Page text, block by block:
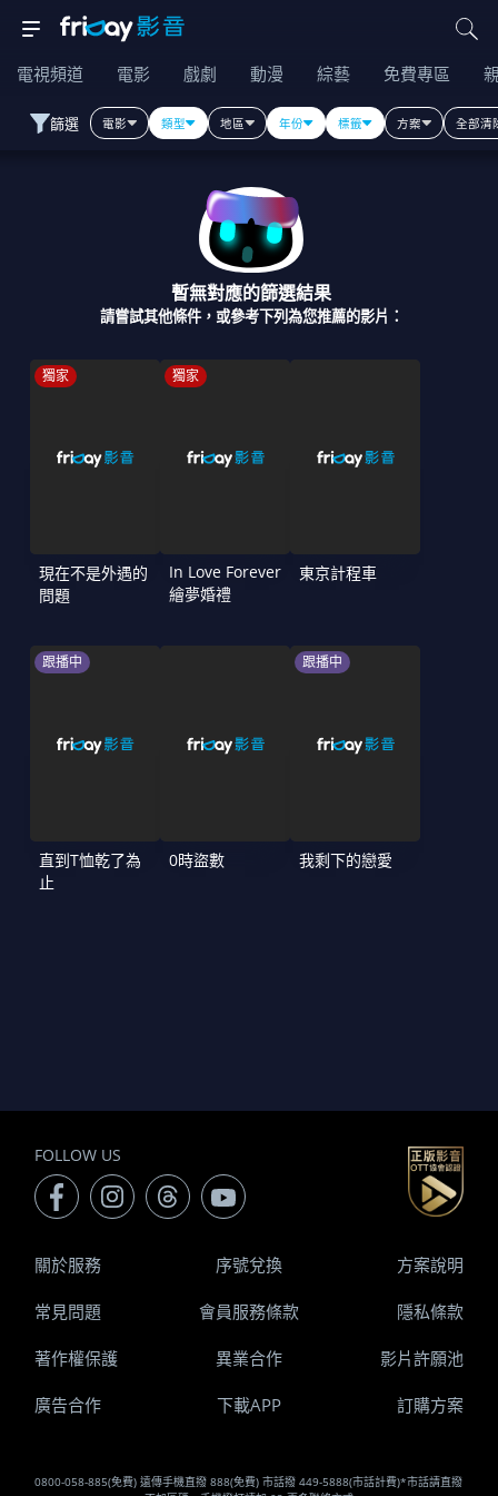
電視頻道 電影 戲劇 動漫 綜藝 免費專區
篩選 電影 類型 地區 年份 標籤 方案 全部清
暫無對應的篩選結果
請嘗試其他條件，或參考下列為您推薦的影片：
獨家
現在不是外遇的
問題
獨家
In Love Forever
繪夢婚禮
東京計程車
跟播中
直到T恤乾了為
止
0時盜數
跟播中
我剩下的戀愛
FOLLOW US
0800-058-885(免費) 遠傳手機直撥 888(免費) 市話撥 449-5888(市話計費)*市話請直撥
關於服務 序號兌換 方案說明
常見問題 會員服務條款 隱私條款
著作權保護 異業合作 影片許願池
廣告合作 下載APP 訂購方案